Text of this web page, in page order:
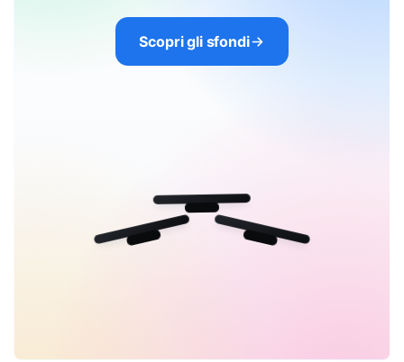
Scopri gli sfondi